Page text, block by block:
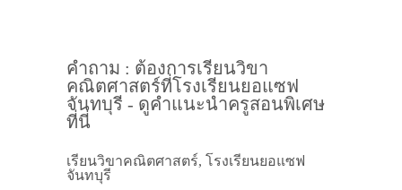
คำถาม : ต้องการเรียนวิขา
คณิตศาสตร์ที่โรงเรียนยอแซฟ
จันทบุรี - ดูคำแนะนำครูสอนพิเศษ
ที่นี่
เรียนวิขาคณิตศาสตร์, โรงเรียนยอแซฟ
จันทบุรี